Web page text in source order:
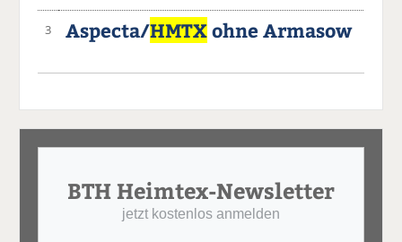
3 Aspecta/HMTXohne Armasow
BTH Heimtex-Newsletter
jetzt kostenlos anmelden